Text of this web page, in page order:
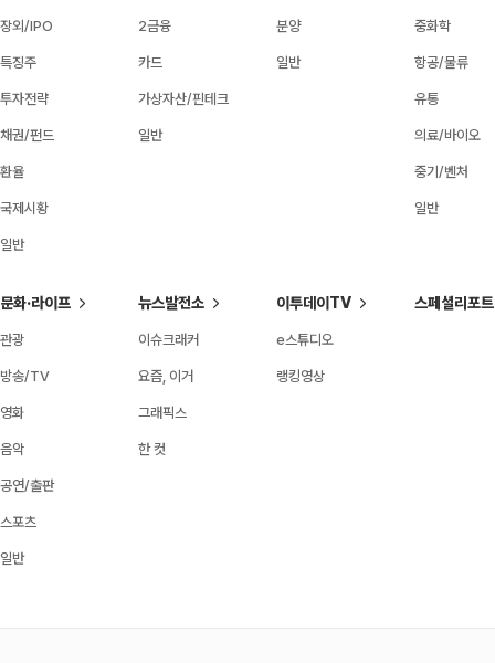
장외/IPO
특징주
투자전략
채권/펀드
환율
국제시황
일반
2금융
카드
가상자산/핀테크
일반
분양
일반
중화학
항공/물류
유통
의료/바이오
중기/벤처
일반
문화·라이프
관광
방송/TV
영화
음악
공연/출판
스포츠
일반
뉴스발전소
이슈크래커
요즘, 이거
그래픽스
한 컷
이투데이TV
e스튜디오
랭킹영상
스페셜리포트